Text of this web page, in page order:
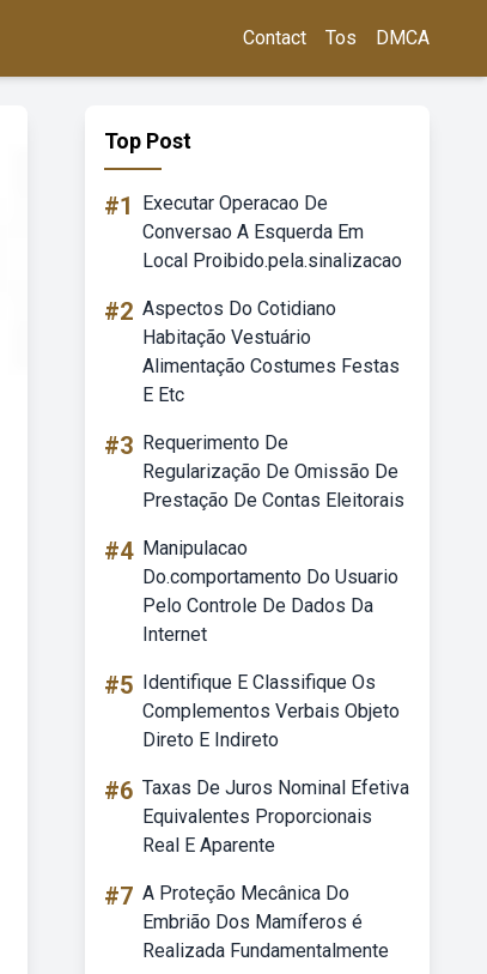
Contact Tos DMCA
Top Post
#1
Executar Operacao De
Conversao A Esquerda Em
Local Proibido.pela.sinalizacao
#2 Aspectos Do Cotidiano
Habitação Vestuário
Alimentação Costumes Festas
E Etc
#3 Requerimento De
Regularização De Omissão De
Prestação De Contas Eleitorais
#4 Manipulacao
Do.comportamento Do Usuario
Pelo Controle De Dados Da
Internet
#5 Identifique E Classifique Os
Complementos Verbais Objeto
Direto E Indireto
#6 Taxas De Juros Nominal Efetiva
Equivalentes Proporcionais
Real E Aparente
#7 A Proteção Mecânica Do
Embrião Dos Mamíferos é
Realizada Fundamentalmente